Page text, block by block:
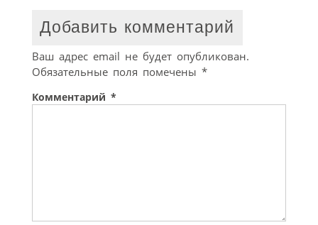
Добавить комментарий
Ваш адрес email не будет опубликован.
Обязательные поля помечены *
Комментарий *